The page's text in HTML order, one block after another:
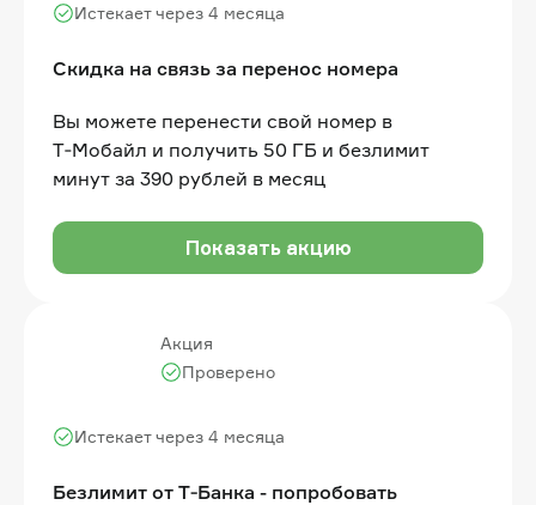
Скидка на связь за перенос номера
Истекает через 4 месяца
Вы можете перенести свой номер в
Т‑Мобайл и получить 50 ГБ и безлимит
минут за 390 рублей в месяц
Показать акцию
Акция
Безлимит от Т‑Банка - попробовать
Истекает через 4 месяца
Проверено